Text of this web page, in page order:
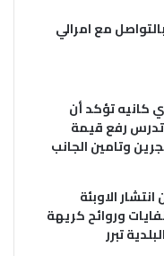
مع امرالي
كانيه تؤكد أن
تدرس رفع قيمة
وتامين الجانب
الاوبئة
وروائح كريهة
تبرر